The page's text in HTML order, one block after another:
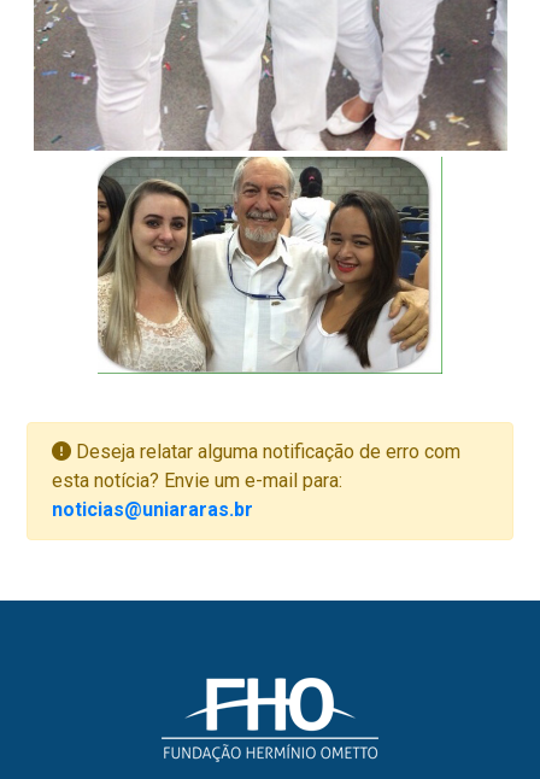
Deseja relatar alguma notificação de erro com
esta notícia? Envie um e-mail para:
noticias@uniararas.br